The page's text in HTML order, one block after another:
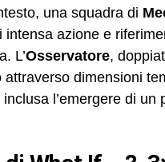
una squadra di
azione e
L’Osservatore,
dimensioni
l’emergere di un